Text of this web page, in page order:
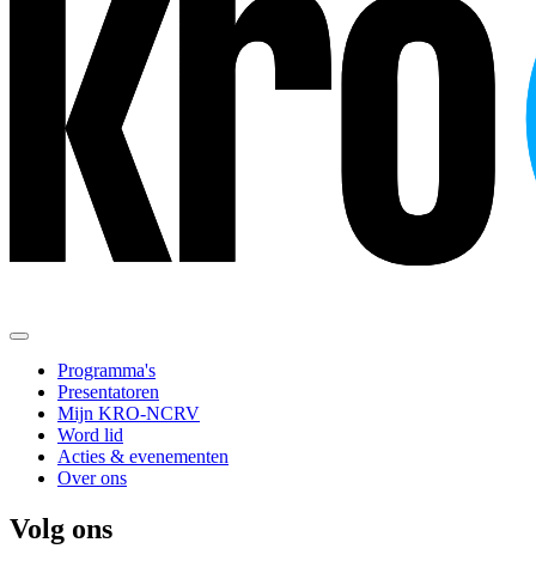
Programma's
Presentatoren
Mijn KRO-NCRV
Word lid
Acties & evenementen
Over ons
Volg ons